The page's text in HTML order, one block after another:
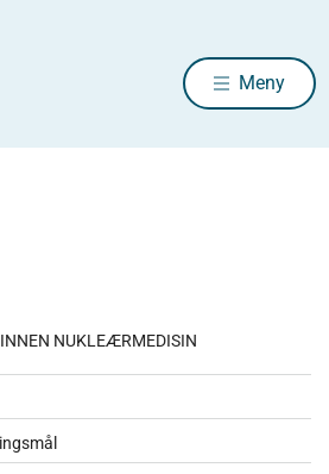
Meny
NUKLEÆRMEDISIN